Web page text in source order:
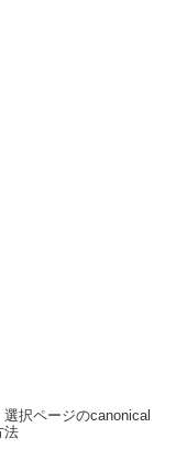
選択ページのcanonical
法